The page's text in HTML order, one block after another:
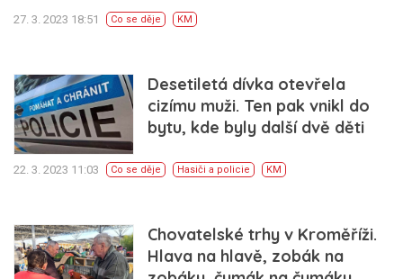
27. 3. 2023 18:51 Co se děje KM
Desetiletá dívka otevřela
cizímu muži. Ten pak vnikl do
bytu, kde byly další dvě děti
22. 3. 2023 11:03 Co se děje Hasiči a policie KM
Chovatelské trhy v Kroměříži.
Hlava na hlavě, zobák na